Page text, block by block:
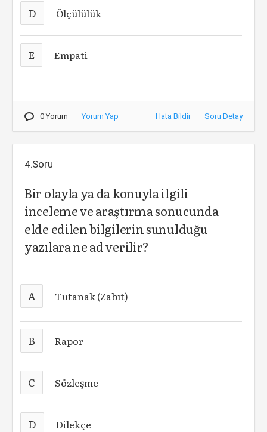
D Ölçülülük
E Empati
0 Yorum Yorum Yap Hata Bildir Soru Detay
4.Soru
Bir olayla ya da konuyla ilgili
inceleme ve araştırma sonucunda
elde edilen bilgilerin sunulduğu
yazılara ne ad verilir?
A Tutanak (Zabıt)
B Rapor
C Sözleşme
D Dilekçe